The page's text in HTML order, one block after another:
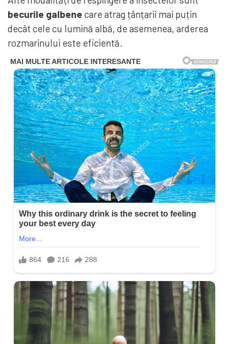
becurile galbene care atrag țânțarii mai puțin
decât cele cu lumină albă, de asemenea, arderea
rozmarinului este eficientă.